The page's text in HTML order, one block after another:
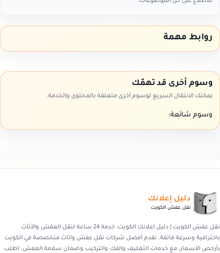
روابط مهمة
وسوم أخرى قد تهمّك
يمكنك الانتقال السريع لوسوم أخرى متعلقة بالمحتوى والخدمة.
وسوم شائعة:
دليل إعلانك
نقل عفش الكويت
نقل عفش الكويت | دليل اعلانك الكويت: خدمة 24 ساعة لنقل العفش والأثاث
باحترافية وسرعة فائقة. نقدم أفضل شركات نقل عفش واثاث متخصصة في الكويت
بأرخص الأسعار، مع خدمات التغليف والفك والتركيب وضمان سلامة العفش. اطلب